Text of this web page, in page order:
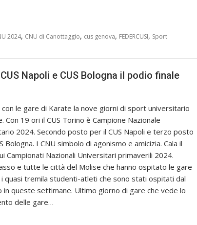
2024, CNU di Canottaggio, cus genova, FEDERCUSI, Sport
Napoli e CUS Bologna il podio finale
con le gare di Karate la nove giorni di sport universitario
Con 19 ori il CUS Torino è Campione Nazionale
2024. Secondo posto per il CUS Napoli e terzo posto
Bologna. I CNU simbolo di agonismo e amicizia. Cala il
Campionati Nazionali Universitari primaverili 2024.
e tutte le città del Molise che hanno ospitato le gare
i quasi tremila studenti-atleti che sono stati ospitati dal
queste settimane. Ultimo giorno di gare che vede lo
delle gare…